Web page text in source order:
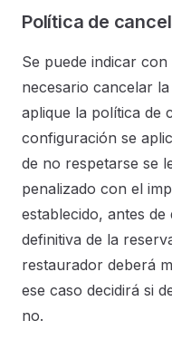
Política de
Se puede indicar
necesario cancelar
aplique la política de
configuración se
de no respetarse se
penalizado con el
establecido, antes
definitiva de la
restaurador deberá
ese caso decidirá si
no.